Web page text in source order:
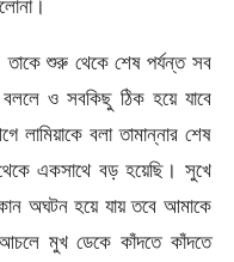
তাকে শুরু থেকে শেষ পর্যন্ত সব
ও সবকিছু ঠিক হয়ে যাবে
লামিয়াকে বলা তামান্নার শেষ
একসাথে বড় হয়েছি। সুখে
অঘটন হয়ে যায় তবে আমাকে
মুখ ডেকে কাঁদতে কাঁদতে